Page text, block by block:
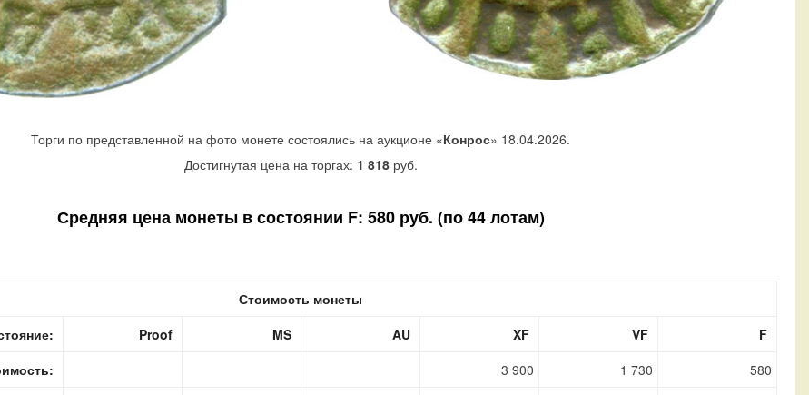
Торги по представленной на фото монете состоялись на аукционе «Конрос» 18.04.2026.
Достигнутая цена на торгах: 1 818руб.
Средняя цена монеты в состоянии F: 580 руб. (по 44 лотам)
Стоимость монеты
Proof MS AU XF VF
F
3 900 1 730
580